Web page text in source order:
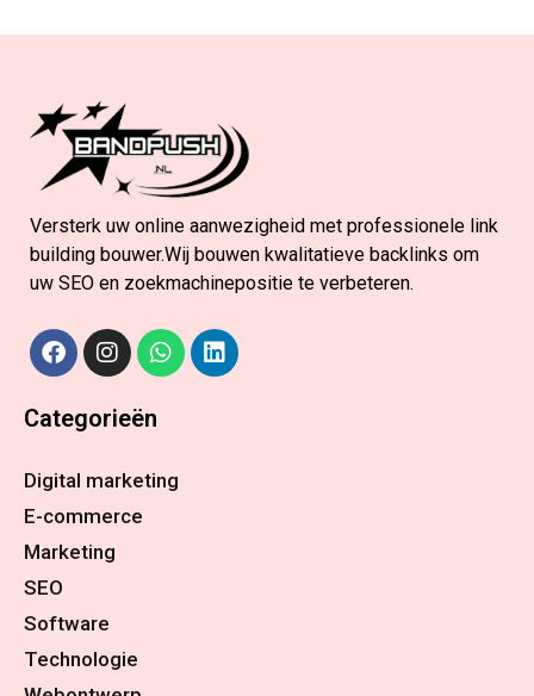
Versterk uw online aanwezigheid met professionele link
building bouwer.Wij bouwen kwalitatieve backlinks om
uw SEO en zoekmachinepositie te verbeteren.
Categorieën
Digital marketing
E-commerce
Marketing
SEO
Software
Technologie